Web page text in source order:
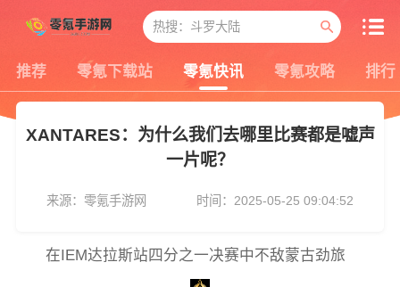
推荐 零氪下载站 零氪快讯 零氪攻略 排行
XANTARES：为什么我们去哪里比赛都是嘘声
一片呢？
来源：零氪手游网 时间：2025-05-25 09:04:52
在IEM达拉斯站四分之一决赛中不敌蒙古劲旅